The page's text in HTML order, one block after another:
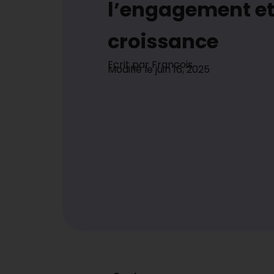
l’engagement
croissance
Ecrit parFrancois
Modifié le juin 16, 2025